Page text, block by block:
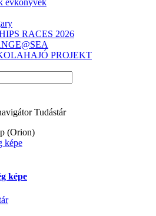
évkönyvek
RACES 2026
PROJEKT
Tudástár
képe
képe